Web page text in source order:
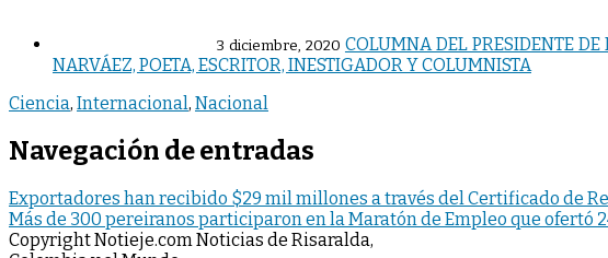
3 diciembre, 2020 COLUMNA DEL PRESIDENTE
NARVÁEZ, POETA, ESCRITOR, INESTIGADOR Y COLUMNISTA
Ciencia, Internacional, Nacional
Navegación de entradas
Exportadores han recibido $29 mil millones a través del Certificado de
Más de 300 pereiranos participaron en la Maratón de Empleo que ofertó
Copyright Notieje.com Noticias de Risaralda,